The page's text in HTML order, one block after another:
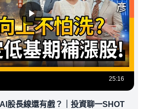
25:16
股長線還有戲？｜投資聊一SHOT